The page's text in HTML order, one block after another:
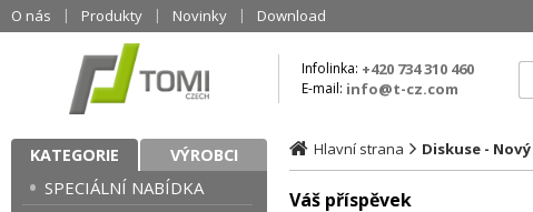
O nás Produkty Novinky Download
Infolinka: +420 734 310 460
E-mail: info@t-cz.com
KATEGORIE VÝROBCI
SPECIÁLNÍ NABÍDKA
Hlavní strana Diskuse -
Váš příspěvek